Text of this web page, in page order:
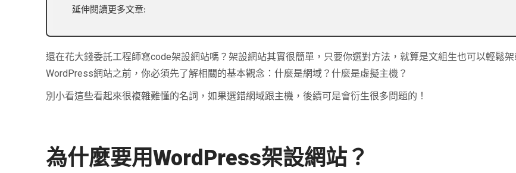
延伸閱讀更多文章:
還在花大錢委託工程師寫code架設網站嗎？架設網站其實很簡單，只要你選對方法，就算是文組生也可以輕鬆
WordPress網站之前，你必須先了解相關的基本觀念：什麼是網域？什麼是虛擬主機？
別小看這些看起來很複雜難懂的名詞，如果選錯網域跟主機，後續可是會衍生很多問題的！
為什麼要用WordPress架設網站？